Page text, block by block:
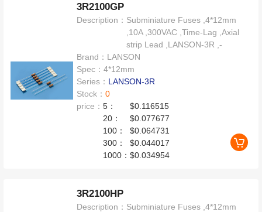
3R2100GP
Description： Subminiature Fuses ,4*12mm
,10A ,300VAC ,Time-Lag ,Axial
strip Lead ,LANSON-3R ,-
Brand： LANSON
Spec：4*12mm
Series： LANSON-3R
Stock：0
price：5：
$0.116515
20：
$0.077677
100：
$0.064731
300：
$0.044017
1000：$0.034954
3R2100HP
Description： Subminiature Fuses ,4*12mm